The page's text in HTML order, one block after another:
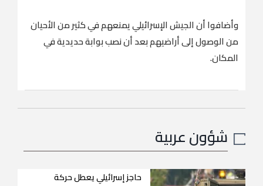
وأضافوا أن الجيش الإسرائيلي يمنعهم في كثير من الأحيان
من الوصول إلى أراضيهم بعد أن نصب بوابة حديدية في
المكان.
شؤون عربية
حاجز إسرائيلي يعطل حركة